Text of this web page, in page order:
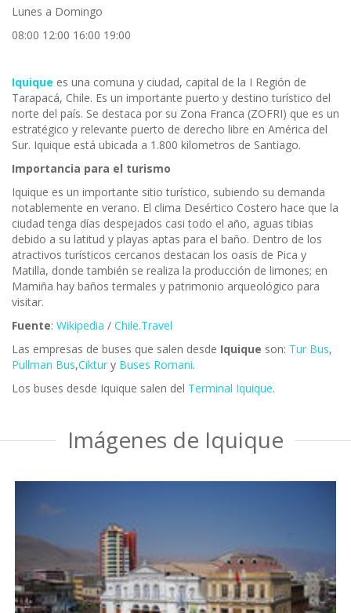
Lunes a Domingo
08:00 12:00 16:00 19:00
Iquique es una comuna y ciudad, capital de la I Región de
Tarapacá, Chile. Es un importante puerto y destino turístico del
norte del país. Se destaca por su Zona Franca (ZOFRI) que es un
estratégico y relevante puerto de derecho libre en América del
Sur. Iquique está ubicada a 1.800 kilometros de Santiago.
Importancia para el turismo
Iquique es un importante sitio turístico, subiendo su demanda
notablemente en verano. El clima Desértico Costero hace que la
ciudad tenga días despejados casi todo el año, aguas tibias
debido a su latitud y playas aptas para el baño. Dentro de los
atractivos turísticos cercanos destacan los oasis de Pica y
Matilla, donde también se realiza la producción de limones; en
Mamiña hay baños termales y patrimonio arqueológico para
visitar.
Fuente: Wikipedia / Chile.Travel
Las empresas de buses que salen desde Iquique son: Tur Bus,
Pullman Bus,Ciktur y Buses Romani.
Los buses desde Iquique salen del Terminal Iquique.
Imágenes de Iquique